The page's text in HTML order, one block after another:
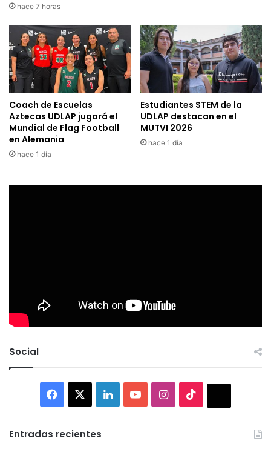
hace 7 horas
Coach de Escuelas
Aztecas UDLAP jugará el
Mundial de Flag Football
en Alemania
hace 1 día
Estudiantes STEM de la
UDLAP destacan en el
MUTVI 2026
hace 1 día
Social
Facebook LinkedInYouTubeInstagram
Entradas recientes